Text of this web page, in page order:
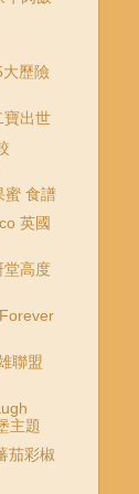
歷險
寶出世
蜜 食譜
英國
堂高度
聯盟
主題
茄彩椒